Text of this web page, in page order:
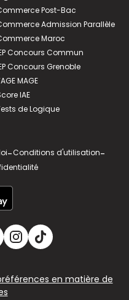
Post-Bac
Admission Parallèle
Maroc
Concours Commun
Concours Grenoble
MAGE
IAE
de Logique
-Conditions d'utilisation-
en matière de